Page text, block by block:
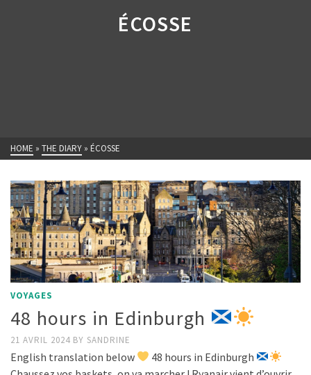
ÉCOSSE
HOME » THE DIARY » ÉCOSSE
VOYAGES
48 hours in Edinburgh
21 AVRIL 2024 BY SANDRINE
English translation below
48 hours in Edinburgh